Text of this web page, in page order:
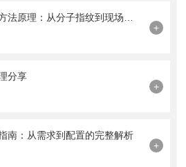
手持式拉曼光谱仪使用方法原理：从分子指纹到现场快检
+
分享
+
南：从需求到配置的完整解析
+